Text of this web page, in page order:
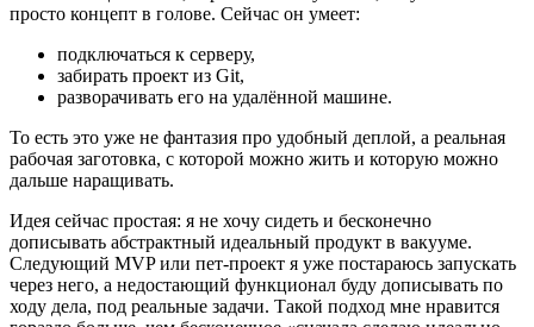
просто концепт в голове. Сейчас он умеет:
подключаться к серверу,
забирать проект из Git,
разворачивать его на удалённой машине.
То есть это уже не фантазия про удобный деплой, а реальная
рабочая заготовка, с которой можно жить и которую можно
дальше наращивать.
Идея сейчас простая: я не хочу сидеть и бесконечно
дописывать абстрактный идеальный продукт в вакууме.
Следующий MVP или пет-проект я уже постараюсь запускать
через него, а недостающий функционал буду дописывать по
ходу дела, под реальные задачи. Такой подход мне нравится